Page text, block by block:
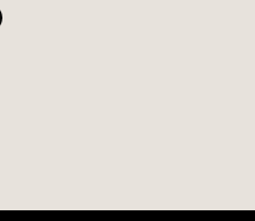
Facebook